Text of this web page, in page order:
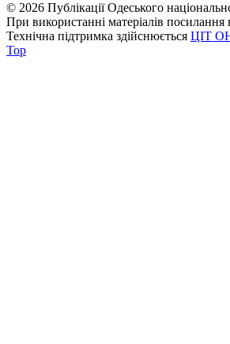
© 2026 Публікації Одеського
При використанні матеріалів посилання
Технічна підтримка здійснюється ЦІТ
Top